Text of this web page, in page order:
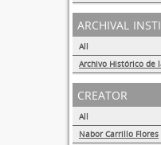
archival
All
Archivo Histórico de
creator
All
Nabor Carrillo Flores